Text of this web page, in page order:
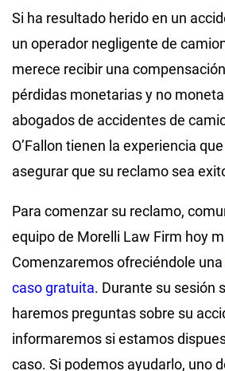
Si ha resultado herido en un
un operador negligente de
merece recibir una
pérdidas monetarias y no
abogados de accidentes de
O’Fallon tienen la experiencia
asegurar que su reclamo sea
Para comenzar su reclamo,
equipo de Morelli Law Firm hoy
Comenzaremos ofreciéndole una
caso gratuita. Durante su sesión
haremos preguntas sobre su
informaremos si estamos
caso. Si podemos ayudarlo, uno